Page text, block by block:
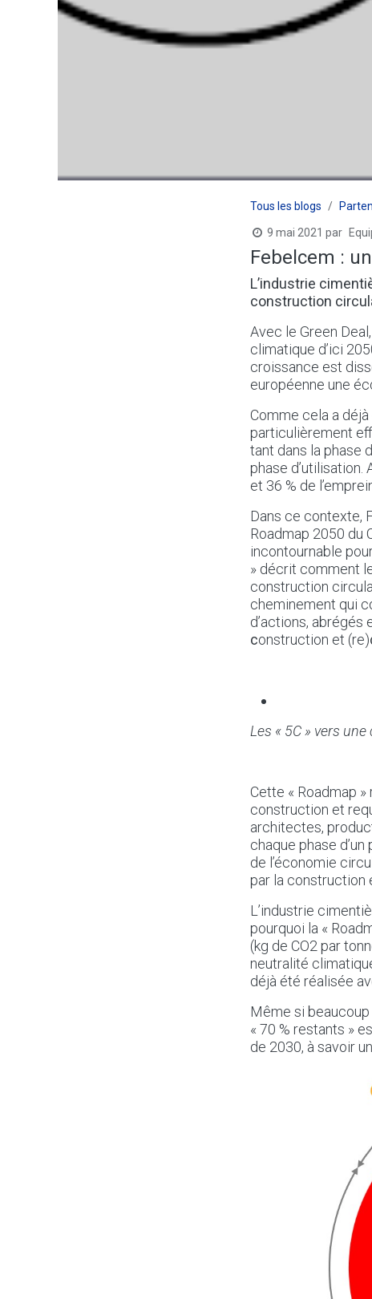
Tous les blogs
9 mai 2021 par
Febelcem :
L’industrie
construction
Avec le Green
climatique d’ici
croissance est
européenne une
Comme cela a
particulièrement
tant dans la phase
phase
et 36 % de
Dans ce contexte,
Roadmap 2050 du
incontournable
» décrit comment
construction
cheminement qui
d’actions, abrégés
construction et (re)
Les « 5C » vers
Cette « Roadmap
construction et
architectes,
chaque phase
de l’économie
par la construction
L’industrie
pourquoi la «
(kg de CO2 par
neutralité
déjà été réalisée
Même si
« 70 % restants »
de 2030, à savoir